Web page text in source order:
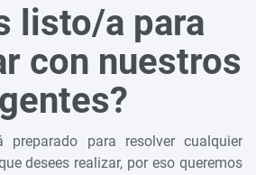
listo/a para
con nuestros
preparado para resolver cualquier
desees realizar, por eso queremos